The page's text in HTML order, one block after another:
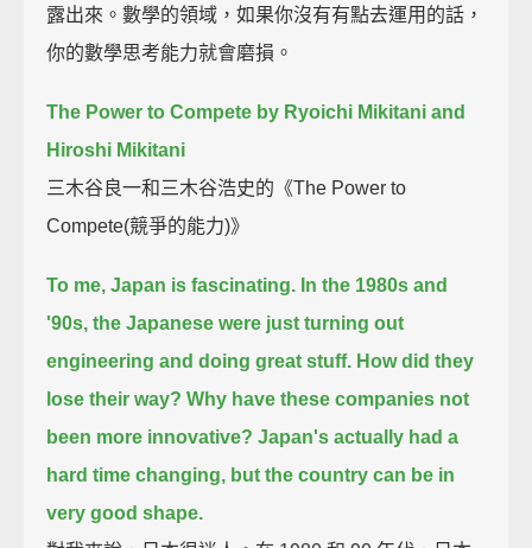
露出來。數學的領域，如果你沒有有點去運用的話，
你的數學思考能力就會磨損。
The Power to Compete by Ryoichi Mikitani and
Hiroshi Mikitani
三木谷良一和三木谷浩史的《The Power to
Compete(競爭的能力)》
To me, Japan is fascinating. In the 1980s and
'90s, the Japanese were just turning out
engineering and doing great stuff. How did they
lose their way? Why have these companies not
been more innovative? Japan's actually had a
hard time changing, but the country can be in
very good shape.